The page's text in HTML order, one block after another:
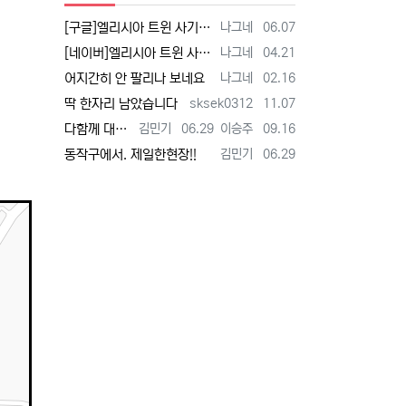
등록자
나그네 등록일
06.07
[구글]엘리시아 트윈 사기 - 검색
등록자
나그네 등록일
04.21
[네이버]엘리시아 트윈 사기 - 검색
등록자
나그네 등록일
02.16
어지간히 안 팔리나 보네요
등록자
sksek0312 등록일
11.07
딱 한자리 남았습니다
등록자
이승주 등록일
09.16
등록자
김민기 등록일
06.29
다함께 대박납니다.
등록자
김민기 등록일
06.29
동작구에서. 제일한현장!!